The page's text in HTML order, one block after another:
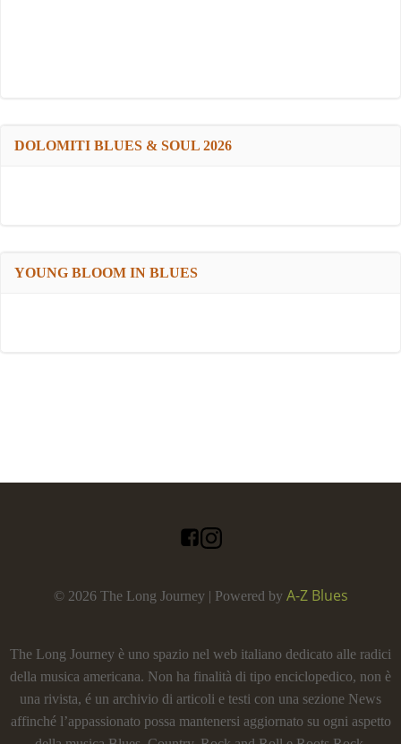
DOLOMITI BLUES & SOUL 2026
YOUNG BLOOM IN BLUES
© 2026 The Long Journey | Powered by A-Z Blues
The Long Journey è uno spazio nel web italiano dedicato alle radici
della musica americana. Non ha finalità di tipo enciclopedico, non è
una rivista, é un archivio di articoli e testi con una sezione News
affinché l’appassionato possa mantenersi aggiornato su ogni aspetto